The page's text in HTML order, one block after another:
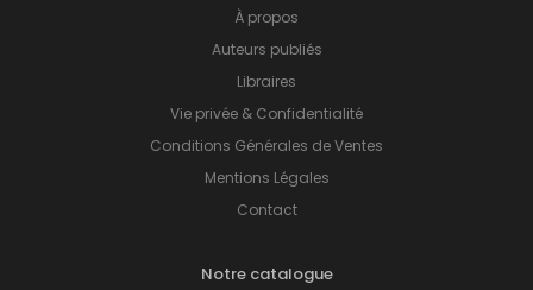
À propos
Auteurs publiés
Libraires
Vie privée & Confidentialité
Conditions Générales de Ventes
Mentions Légales
Contact
Notre catalogue